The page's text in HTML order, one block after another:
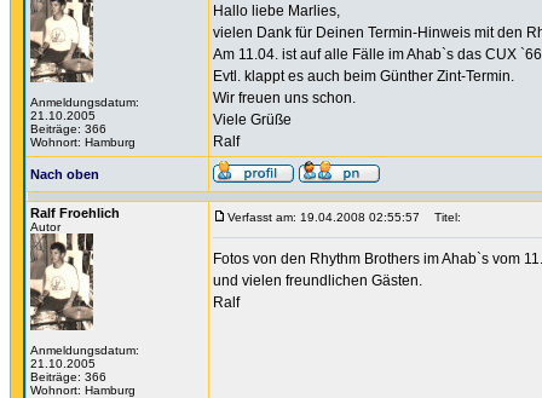
Anmeldungsdatum:
21.10.2005
Beiträge: 366
Wohnort: Hamburg
Hallo liebe Marlies,
vielen Dank für Deinen Termin-Hinweis mit den
Am 11.04. ist auf alle Fälle im Ahab`s das CUX
Evtl. klappt es auch beim Günther Zint-Termin.
Wir freuen uns schon.
Viele Grüße
Ralf
Nach oben
Ralf Froehlich
Autor
Anmeldungsdatum:
21.10.2005
Beiträge: 366
Wohnort: Hamburg
Verfasst am: 19.04.2008 02:55:57 Titel:
Fotos von den Rhythm Brothers im Ahab`s vom
und vielen freundlichen Gästen.
Ralf